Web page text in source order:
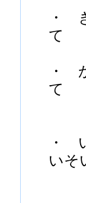
・
て
・
て
・
いそ